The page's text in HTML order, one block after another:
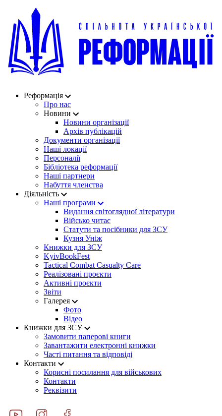
Реформація
Про нас
Новини
Новини організації
Архів публікацій
Документи організації
Наші локації
Персоналії
Бібліотека реформації
Наші партнери
Набуття членства
Діяльність
Наші програми
Видання світоглядної літератури
Військо читає
Статути та посібники для ЗСУ
Кузня Уніж
Книжки для ЗСУ
KyivBookFest
Tactical Combat Casualty Care
Реалізовані проєкти
Активні проєкти
Звіти
Галерея
Фото
Відео
Книжки для ЗСУ
Замовити паперові книги
Завантажити електронні книжки
Часті питання та відповіді
Контакти
Корисні посилання для військових
Контакти
Реквізити